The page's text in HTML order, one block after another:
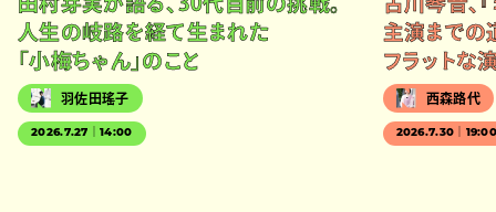
人生の岐路を経て生まれた
「小梅ちゃん」のこと
羽佐田瑤子
2026.7.27｜14:00
主演までの
フラットな
西森路代
2026.7.30｜